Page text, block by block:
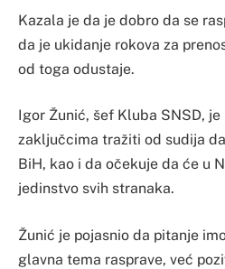
Kazala je da je dobro da se
da je ukidanje rokova za
od toga odustaje.
Igor Žunić, šef Kluba SNSD, je
zaključcima tražiti od sudija
BiH, kao i da očekuje da će u
jedinstvo svih stranaka.
Žunić je pojasnio da pitanje
glavna tema rasprave, već